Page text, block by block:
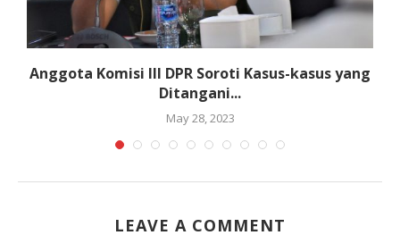
Anggota Komisi III DPR Soroti Kasus-kasus yang
Ditangani...
May 28, 2023
LEAVE A COMMENT